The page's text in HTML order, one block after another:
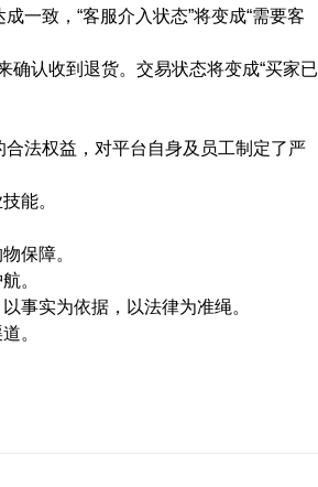
一致，“客服介入状态”将变成“需要客
认收到退货。交易状态将变成“买家已
法权益，对平台自身及员工制定了严
能。
保障。
。
事实为依据，以法律为准绳。
。